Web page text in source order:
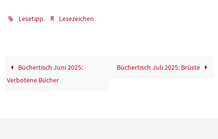
Lesetipp. Lesezeichen.
Büchertisch Juni 2025:
Verbotene Bücher
Büchertisch Juli 2025: Brüste